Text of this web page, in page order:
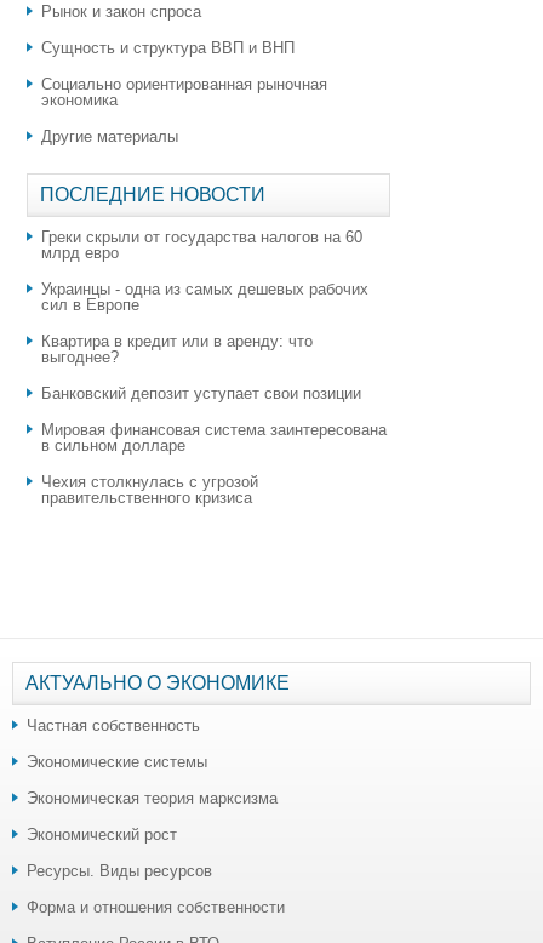
Рынок и закон спроса
Сущность и структура ВВП и ВНП
Социально ориентированная рыночная
экономика
Другие материалы
ПОСЛЕДНИЕ НОВОСТИ
Греки скрыли от государства налогов на 60
млрд евро
Украинцы - одна из самых дешевых рабочих
сил в Европе
Квартира в кредит или в аренду: что
выгоднее?
​Банковский депозит уступает свои позиции
Мировая финансовая система заинтересована
в сильном долларе
Чехия столкнулась с угрозой
правительственного кризиса
АКТУАЛЬНО О ЭКОНОМИКЕ
Частная собственность
Экономические системы
Экономическая теория марксизма
Экономический рост
Ресурсы. Виды ресурсов
Форма и отношения собственности